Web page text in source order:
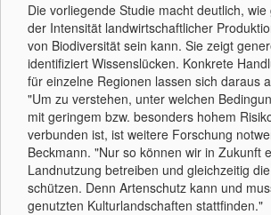
Die vorliegende Studie macht deutlich,
der Intensität landwirtschaftlicher
von Biodiversität sein kann. Sie zeigt
identifiziert Wissenslücken. Konkrete
für einzelne Regionen lassen sich daraus
"Um zu verstehen, unter welchen
mit geringem bzw. besonders hohem
verbunden ist, ist weitere Forschung
Beckmann. "Nur so können wir in Zukunft
Landnutzung betreiben und gleichzeitig
schützen. Denn Artenschutz kann und
genutzten Kulturlandschaften stattfinden."